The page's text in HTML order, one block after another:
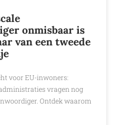
onmisbaar is
van een tweede
voor EU-inwoners:
vragen nog
Ontdek waarom